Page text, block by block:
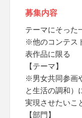
募集内容
テーマにそった
※他のコンテス
表作品に限る
【テーマ】
※男女共同参画
と生活の調和）
実現させたいこ
【部門】